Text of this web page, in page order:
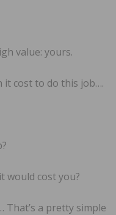
value: yours.
it cost to do this job….
would cost you?
That’s a pretty simple